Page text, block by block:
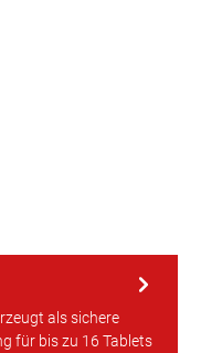
als sichere
für bis zu 16 Tablets